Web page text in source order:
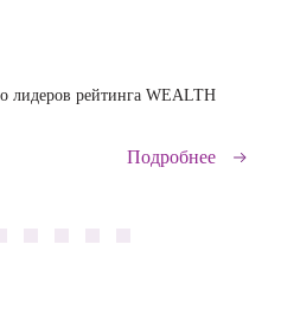
лидеров рейтинга WEALTH
Подробнее